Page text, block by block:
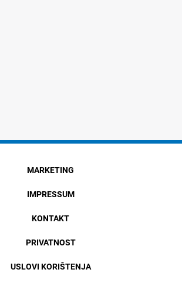
MARKETING
IMPRESSUM
KONTAKT
PRIVATNOST
USLOVI KORIŠTENJA